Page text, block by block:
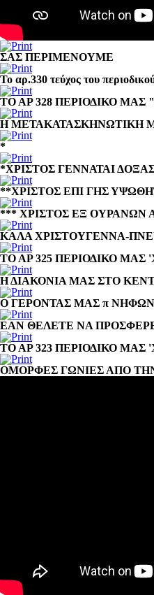
ΣΑΣ ΠΕΡΙΜΕΝΟΥΜΕ
Το αρ.330 τεύχος του
ΤΟ ΑΡ 328 ΠΕΡΙΟΔΙΚΟ ΜΑΣ
Η ΜΕΤΑΚΑΤΑΣΚΗΝΩΤΙΚΗ
*
*ΧΡΙΣΤΟΣ ΓΕΝΝΑΤΑΙ
**ΧΡΙΣΤΟΣ ΕΠΙ ΓΗΣ
*** ΧΡΙΣΤΟΣ ΕΞ ΟΥΡΑΝΩΝ
ΚΑΛΑ ΧΡΙΣΤΟΥΓΕΝΝΑ-
ΤΟ ΑΡ 325 ΠΕΡΙΟΔΙΚΟ ΜΑΣ
Η ΔΙΑΚΟΝΙΑ ΜΑΣ ΣΤΟ
Ο ΓΕΡΟΝΤΑΣ ΜΑΣ π
ΕΑΝ ΘΕΛΕΤΕ ΝΑ
ΤΟ ΑΡ 323 ΠΕΡΙΟΔΙΚΟ ΜΑΣ
ΟΜΟΡΦΕΣ ΓΩΝΙΕΣ ΑΠΟ